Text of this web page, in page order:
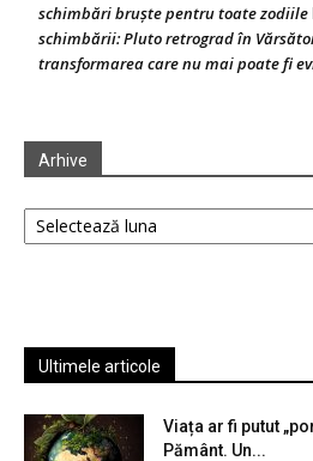
schimbări bruște pentru toate zodiile
schimbării: Pluto retrograd în
transformarea care nu mai poate fi
Arhive
Arhive
Ultimele articole
Viața ar fi putut
Pământ. Un...